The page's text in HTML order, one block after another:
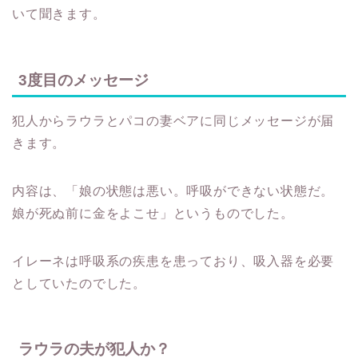
いて聞きます。
3度目のメッセージ
犯人からラウラとパコの妻ベアに同じメッセージが届
きます。
内容は、「娘の状態は悪い。呼吸ができない状態だ。
娘が死ぬ前に金をよこせ」というものでした。
イレーネは呼吸系の疾患を患っており、吸入器を必要
としていたのでした。
ラウラの夫が犯人か？